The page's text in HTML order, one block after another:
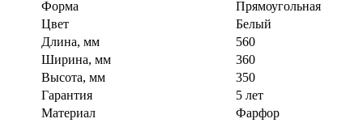
Форма
Прямоугольная
Цвет
Белый
Длина, мм
560
Ширина, мм
360
Высота, мм
350
Гарантия
5 лет
Материал
Фарфор